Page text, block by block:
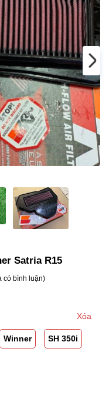
Satria R15
có bình luận)
Xóa
Winner SH 350i